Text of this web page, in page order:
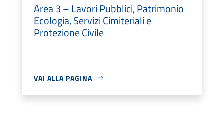
Area 3 – Lavori Pubblici, Patrimonio
Ecologia, Servizi Cimiteriali e
Protezione Civile
VAI ALLA PAGINA